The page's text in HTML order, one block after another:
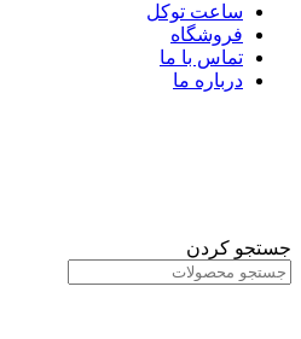
ساعت توکل
فروشگاه
تماس با ما
درباره ما
جستجو کردن